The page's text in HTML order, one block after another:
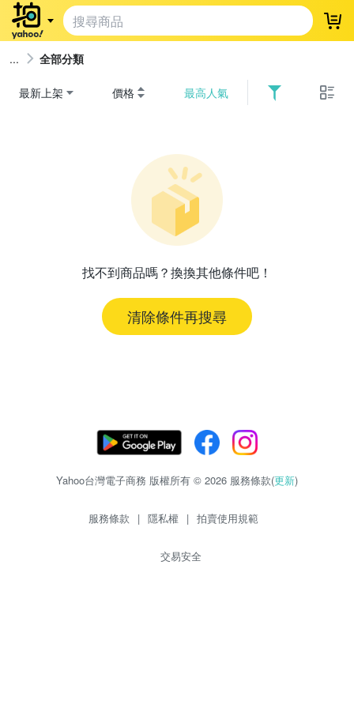
登
全部分類
最新上架 價格 最高人氣
找不到商品嗎？換換其他條件吧！
清除條件再搜尋
Yahoo台灣電子商務 版權所有 © 2026 服務條款(更新)
服務條款 | 隱私權 | 拍賣使用規範
交易安全